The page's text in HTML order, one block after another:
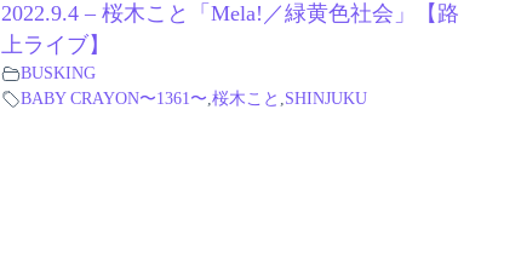
2022.9.4 – 桜木こと「Mela!／緑黄色社会」【路
上ライブ】
BUSKING
BABY CRAYON〜1361〜 桜木こと SHINJUKU